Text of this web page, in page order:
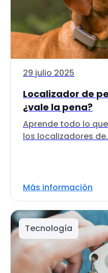
29 julio 2025
Localizador de
¿vale la pena?
Aprende todo lo
los localizadores
Más información
Tecnología